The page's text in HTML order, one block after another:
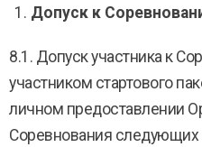
Допуск к
8.1. Допуск участника к
участником стартового
личном предоставлении
Соревнования следующих